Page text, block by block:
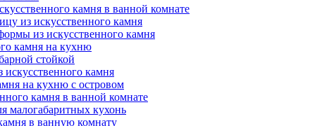
камня в ванной комнате
из искусственного камня
из искусственного камня
камня на кухню
стойкой
камня
на кухню с островом
камня в ванной комнате
малогабаритных кухонь
в ванную комнату